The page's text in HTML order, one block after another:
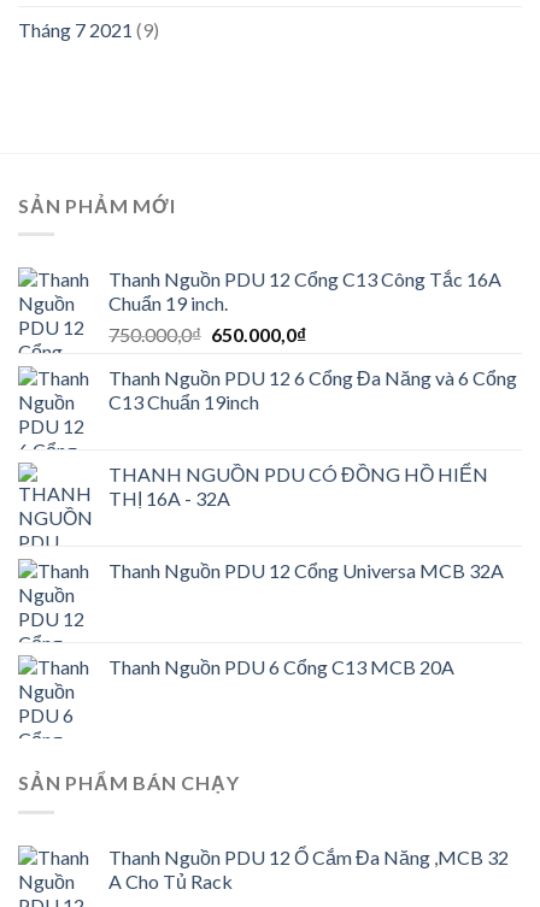
Tháng 7 2021 (9)
SẢN PHẢM MỚI
Thanh Nguồn PDU 12 Cổng C13 Công Tắc 16A
Chuẩn 19 inch.
750.000,0₫ Giá
là:
750.000,0₫.
650.000,0₫Giá
tại
Thanh Nguồn PDU 12 6 Cổng Đa Năng và 6 Cổng
C13 Chuẩn 19inch
THANH NGUỒN PDU CÓ ĐỒNG HỒ HIỂN
THỊ 16A - 32A
Thanh Nguồn PDU 12 Cổng Universa MCB 32A
Thanh Nguồn PDU 6 Cổng C13 MCB 20A
SẢN PHẨM BÁN CHẠY
Thanh Nguồn PDU 12 Ổ Cắm Đa Năng ,MCB 32
A Cho Tủ Rack